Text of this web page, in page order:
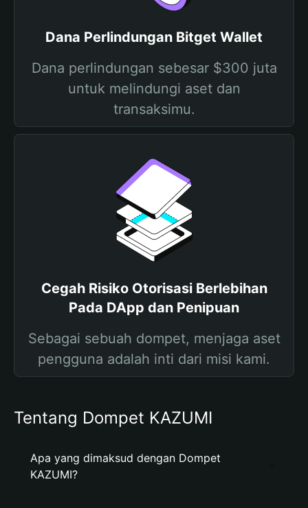
Dana Perlindungan Bitget Wallet
Dana perlindungan sebesar $300 juta
untuk melindungi aset dan
transaksimu.
Cegah Risiko Otorisasi Berlebihan
Pada DApp dan Penipuan
Sebagai sebuah dompet, menjaga aset
pengguna adalah inti dari misi kami.
Tentang Dompet KAZUMI
Apa yang dimaksud dengan Dompet
KAZUMI?